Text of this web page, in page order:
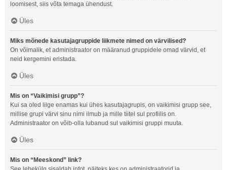
loomisest, siis võta temaga ühendust.
Üles
Miks mõnede kasutajagruppide liikmete nimed on värvilised?
On võimalik, et administraator on määranud gruppidele omad värvid, et
neid kergemini eristada.
Üles
Mis on “Vaikimisi grupp”?
Kui sa oled liige enamas kui ühes kasutajagrupis, on vaikimisi grupp see,
millise grupi värvi sinu nimi ilmub ja mille tiitel sul profiilis on.
Administraator on võib-olla lubanud sul vaikimisi gruppi muuta.
Üles
Mis on “Meeskond” link?